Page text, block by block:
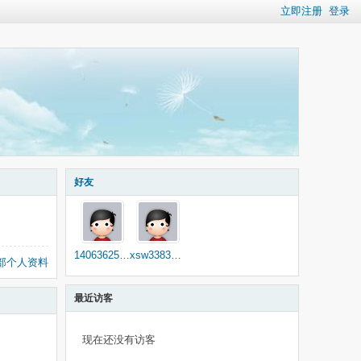
立即注册 登录
个人资料
好友
1406362593 xsw3383993
最近访客
现在还没有访客